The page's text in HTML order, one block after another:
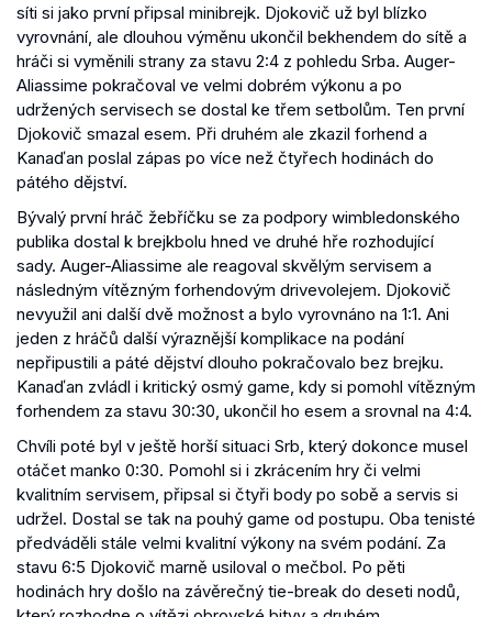
síti si jako první připsal minibrejk. Djokovič už byl blízko
vyrovnání, ale dlouhou výměnu ukončil bekhendem do sítě a
hráči si vyměnili strany za stavu 2:4 z pohledu Srba. Auger-
Aliassime pokračoval ve velmi dobrém výkonu a po
udržených servisech se dostal ke třem setbolům. Ten první
Djokovič smazal esem. Při druhém ale zkazil forhend a
Kanaďan poslal zápas po více než čtyřech hodinách do
pátého dějství.
Bývalý první hráč žebříčku se za podpory wimbledonského
publika dostal k brejkbolu hned ve druhé hře rozhodující
sady. Auger-Aliassime ale reagoval skvělým servisem a
následným vítězným forhendovým drivevolejem. Djokovič
nevyužil ani další dvě možnost a bylo vyrovnáno na 1:1. Ani
jeden z hráčů další výraznější komplikace na podání
nepřipustili a páté dějství dlouho pokračovalo bez brejku.
Kanaďan zvládl i kritický osmý game, kdy si pomohl vítězným
forhendem za stavu 30:30, ukončil ho esem a srovnal na 4:4.
Chvíli poté byl v ještě horší situaci Srb, který dokonce musel
otáčet manko 0:30. Pomohl si i zkrácením hry či velmi
kvalitním servisem, připsal si čtyři body po sobě a servis si
udržel. Dostal se tak na pouhý game od postupu. Oba tenisté
předváděli stále velmi kvalitní výkony na svém podání. Za
stavu 6:5 Djokovič marně usiloval o mečbol. Po pěti
hodinách hry došlo na závěrečný tie-break do deseti nodů,